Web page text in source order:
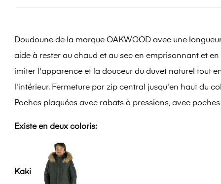
Doudoune de la marque OAKWOOD avec une
aide à rester au chaud et au sec en emprisonnant et
imiter l'apparence et la douceur du duvet naturel tout
l'intérieur. Fermeture par zip central jusqu'en haut du
Poches plaquées avec rabats à pressions, avec
Existe en deux coloris:
Kaki